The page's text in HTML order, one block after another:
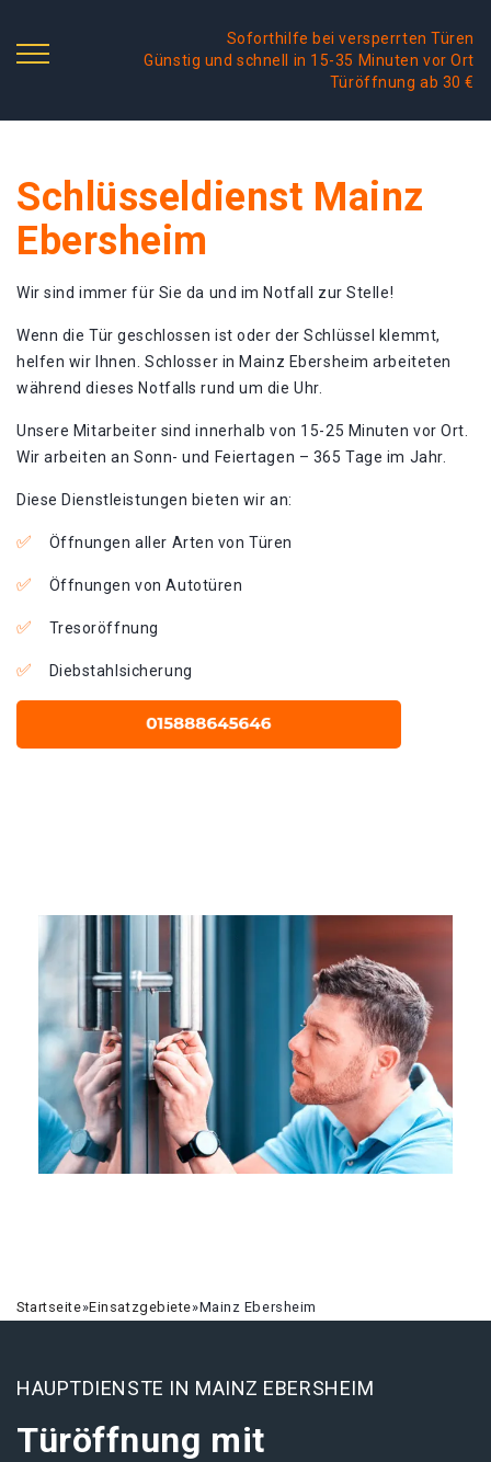
Soforthilfe bei versperrten Türen
Günstig und schnell in 15-35 Minuten vor Ort
Türöffnung ab 30 €
Schlüsseldienst Mainz
Ebersheim
Wir sind immer für Sie da und im Notfall zur Stelle!
Wenn die Tür geschlossen ist oder der Schlüssel klemmt,
helfen wir Ihnen. Schlosser in Mainz Ebersheim arbeiteten
während dieses Notfalls rund um die Uhr.
Unsere Mitarbeiter sind innerhalb von 15-25 Minuten vor Ort.
Wir arbeiten an Sonn- und Feiertagen – 365 Tage im Jahr.
Diese Dienstleistungen bieten wir an:
Öffnungen aller Arten von Türen
Öffnungen von Autotüren
Tresoröffnung
Diebstahlsicherung
Startseite»Einsatzgebiete»Mainz Ebersheim
HAUPTDIENSTE IN MAINZ EBERSHEIM
Türöffnung mit